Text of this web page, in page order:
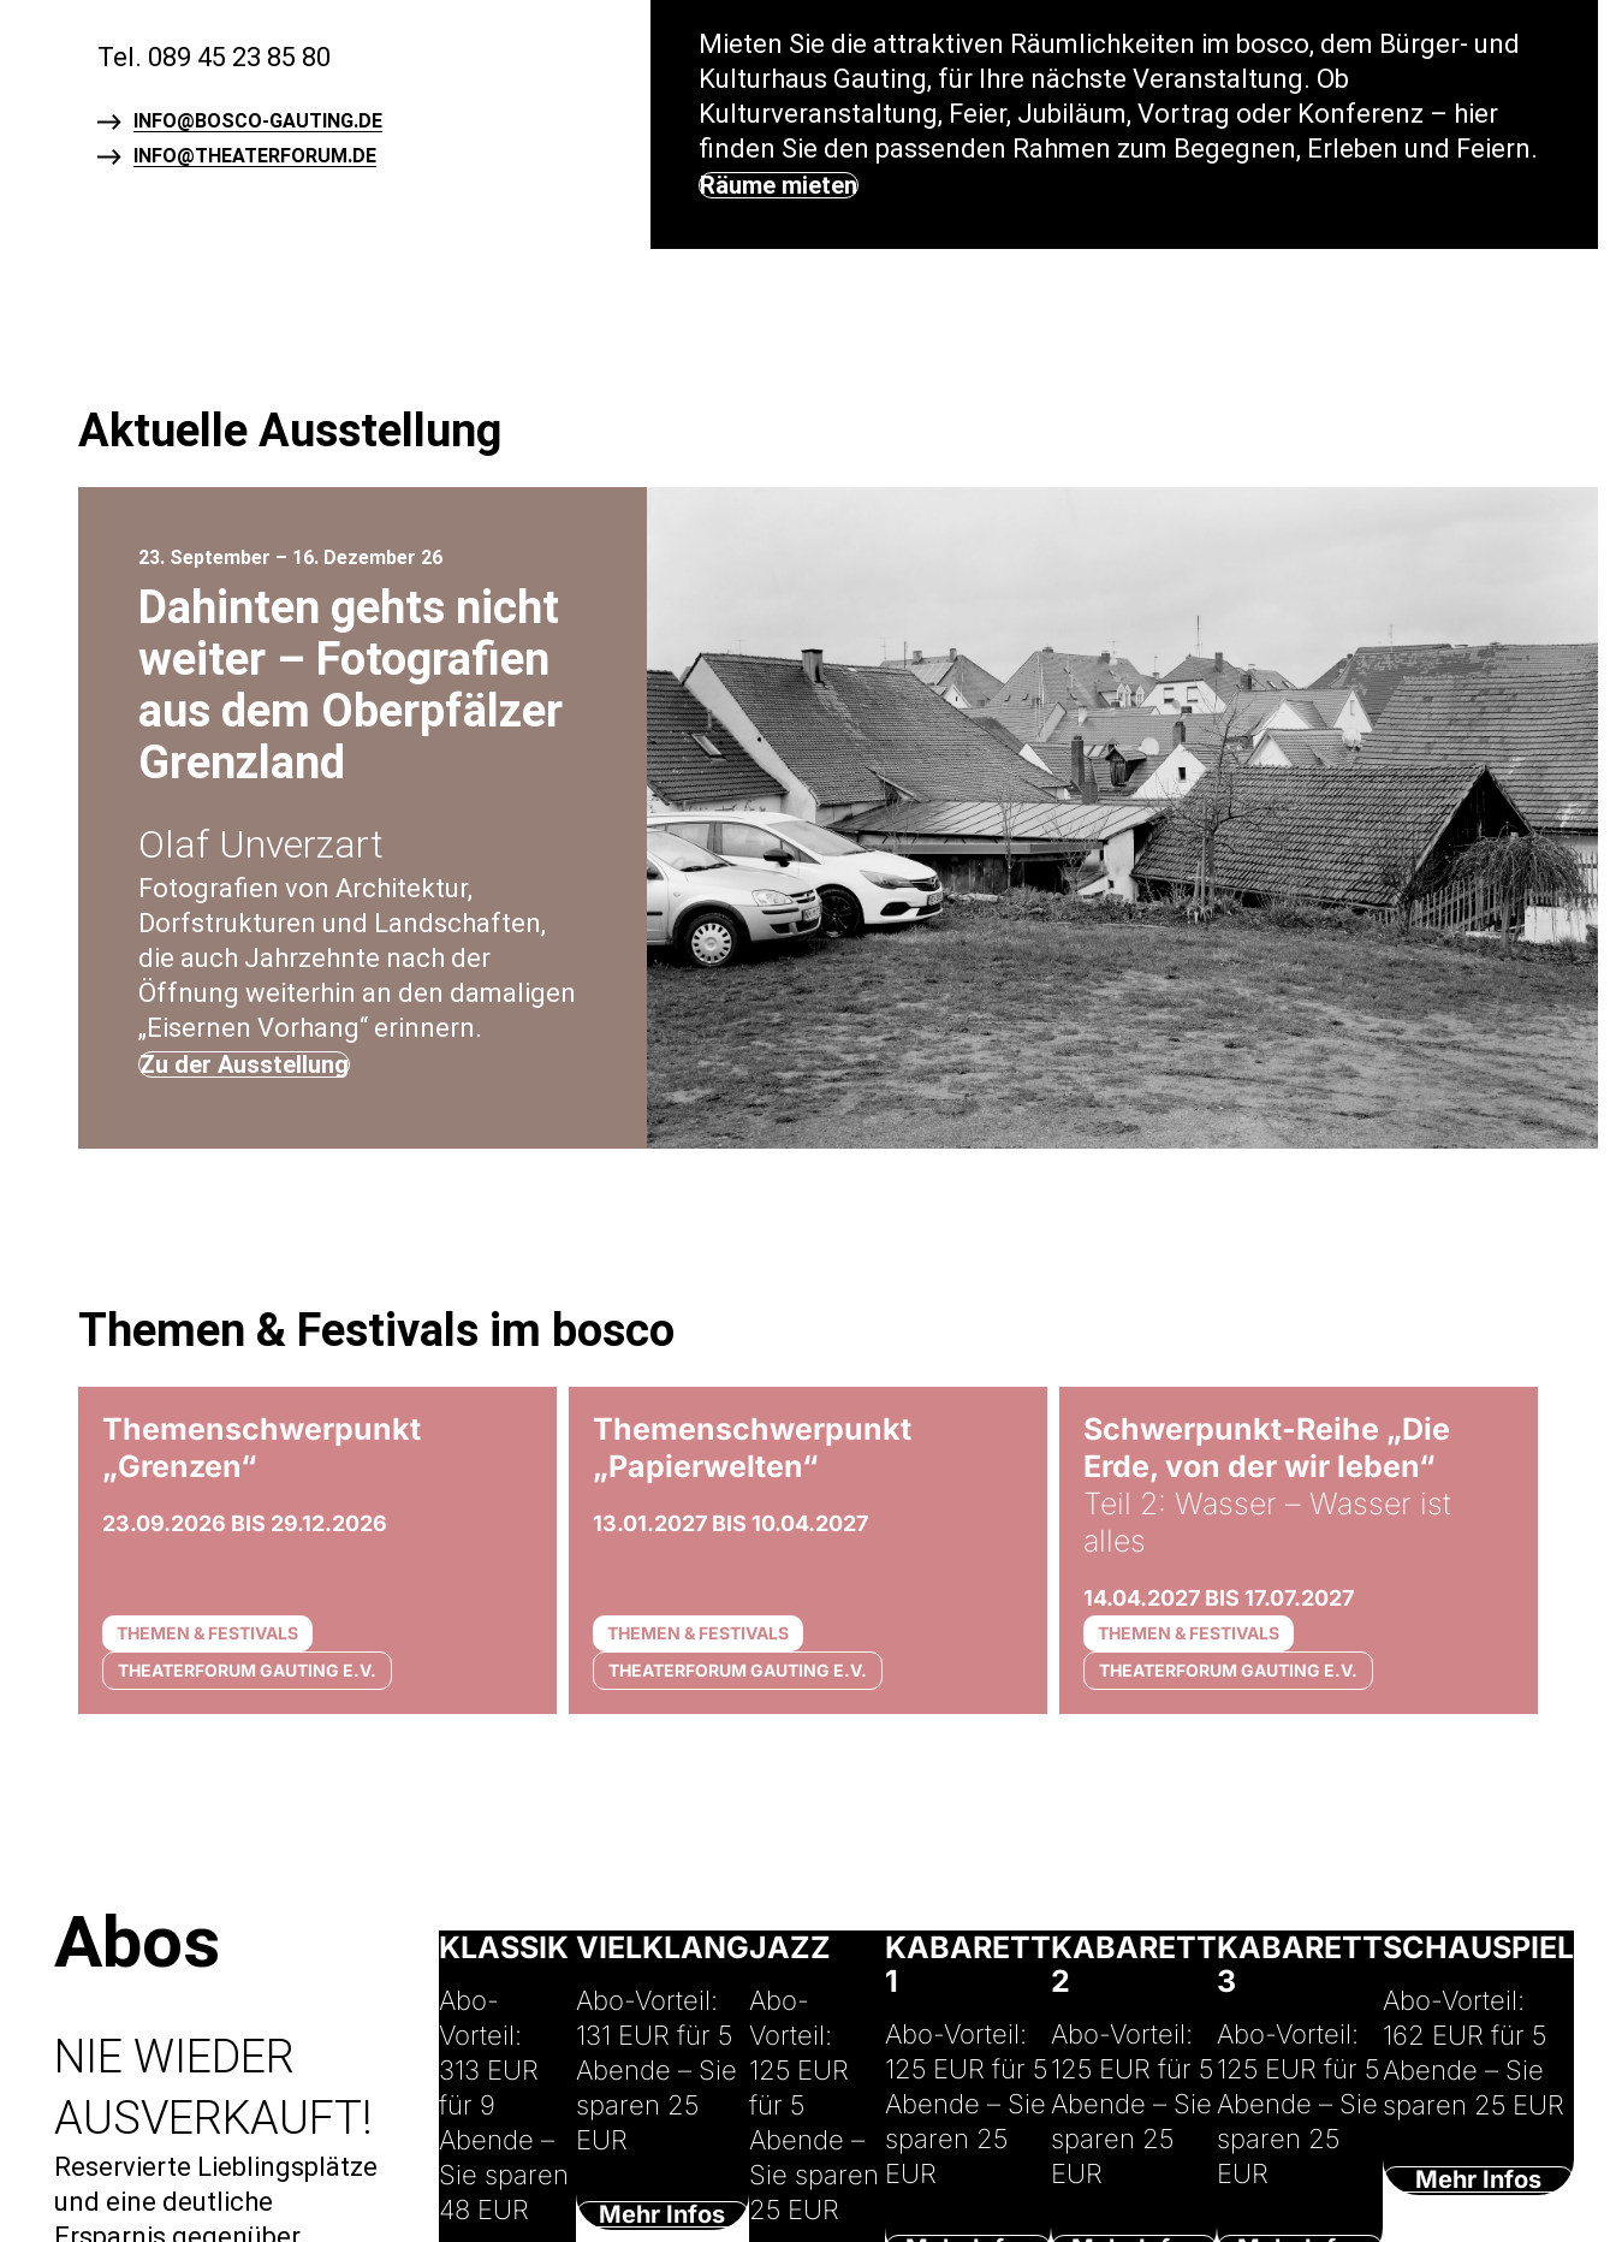
Tel. 089 45 23 85 80
INFO@BOSCO-GAUTING.DE
INFO@THEATERFORUM.DE
Mieten Sie die attraktiven Räumlichkeiten im bosco, dem Bürger- und
Kulturhaus Gauting, für Ihre nächste Veranstaltung. Ob
Kulturveranstaltung, Feier, Jubiläum, Vortrag oder Konferenz – hier
finden Sie den passenden Rahmen zum Begegnen, Erleben und Feiern.
Räume mieten
Aktuelle Ausstellung
23. September – 16. Dezember 26
Dahinten gehts nicht
weiter – Fotografien
aus dem Oberpfälzer
Grenzland
Olaf Unverzart
Fotografien von Architektur,
Dorfstrukturen und Landschaften,
die auch Jahrzehnte nach der
Öffnung weiterhin an den damaligen
„Eisernen Vorhang“ erinnern.
Zu der Ausstellung
Themen & Festivals im bosco
Themenschwerpunkt
„Grenzen“
23.09.2026 BIS 29.12.2026
THEMEN & FESTIVALS
THEATERFORUM GAUTING E.V.
Themenschwerpunkt
„Papierwelten“
13.01.2027 BIS 10.04.2027
THEMEN & FESTIVALS
THEATERFORUM GAUTING E.V.
Schwerpunkt-Reihe „Die
Erde, von der wir leben“
Teil 2: Wasser – Wasser ist
alles
14.04.2027 BIS 17.07.2027
THEMEN & FESTIVALS
THEATERFORUM GAUTING E.V.
Abos
NIE WIEDER
AUSVERKAUFT!
Reservierte Lieblingsplätze
und eine deutliche
KLASSIK
Abo-
Vorteil:
313 EUR
für 9
Abende –
Sie sparen
48 EUR
VIELKLANG
Abo-Vorteil:
131 EUR für 5
Abende – Sie
sparen 25
EUR
Mehr Infos
JAZZ
Abo-
Vorteil:
125 EUR
für 5
Abende –
Sie sparen
25 EUR
KABARETT
1
Abo-Vorteil:
125 EUR für 5
Abende – Sie
sparen 25
EUR
KABARETT
2
Abo-Vorteil:
125 EUR für 5
Abende – Sie
sparen 25
EUR
KABARETT
3
Abo-Vorteil:
125 EUR für 5
Abende – Sie
sparen 25
EUR
SCHAUSPIEL
Abo-Vorteil:
162 EUR für 5
Abende – Sie
sparen 25 EUR
Mehr Infos